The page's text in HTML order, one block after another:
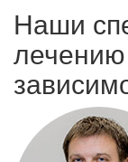
Наши
лечению